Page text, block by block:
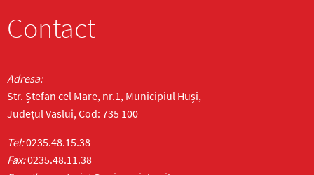
Contact
Adresa:
Str. Ștefan cel Mare, nr.1, Municipiul Huși,
Județul Vaslui, Cod: 735 100
Tel:0235.48.15.38
Fax:0235.48.11.38